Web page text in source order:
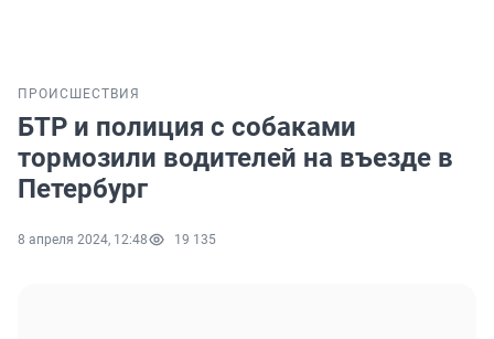
ПРОИСШЕСТВИЯ
БТР и полиция с собаками
тормозили водителей на въезде в
Петербург
8 апреля 2024, 12:48 19 135